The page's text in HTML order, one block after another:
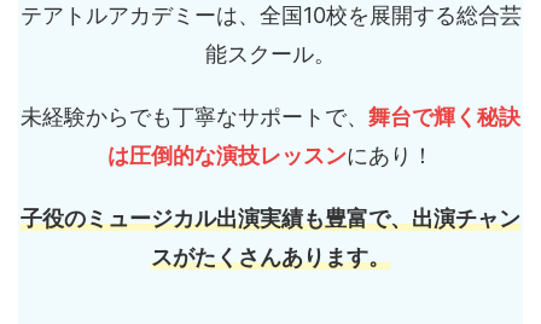
テアトルアカデミーは、全国10校を展開する総合芸
能スクール。
未経験からでも丁寧なサポートで、 舞台で輝く秘訣
は圧倒的な演技レッスンにあり！
子役のミュージカル出演実績も豊富で、出演チャン
スがたくさんあります。